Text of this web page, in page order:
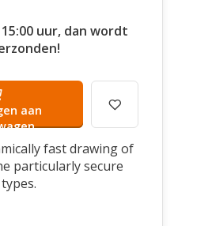
uur, dan wordt
aan
fast drawing of
particularly secure